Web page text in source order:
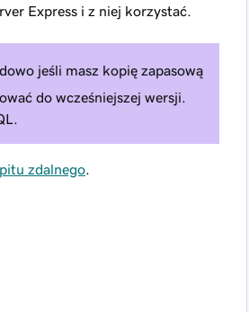
Express i z niej korzystać.
jeśli masz kopię zapasową
do wcześniejszej wersji.
zdalnego